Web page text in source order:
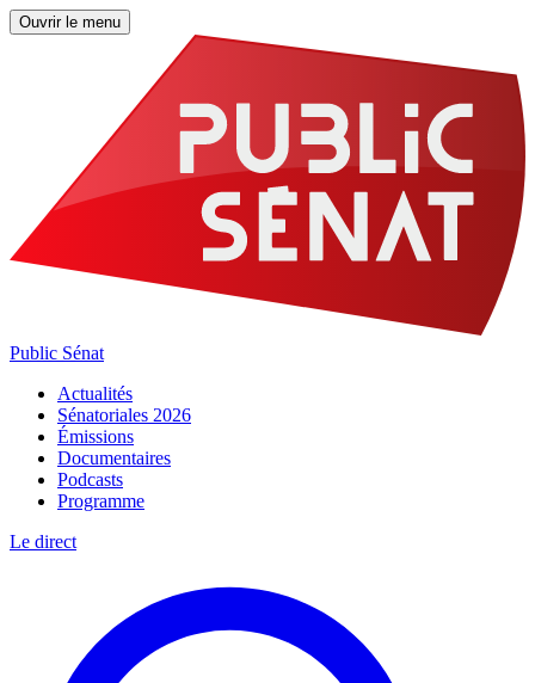
Ouvrir le menu
Public Sénat
Actualités
Sénatoriales 2026
Émissions
Documentaires
Podcasts
Programme
Le direct